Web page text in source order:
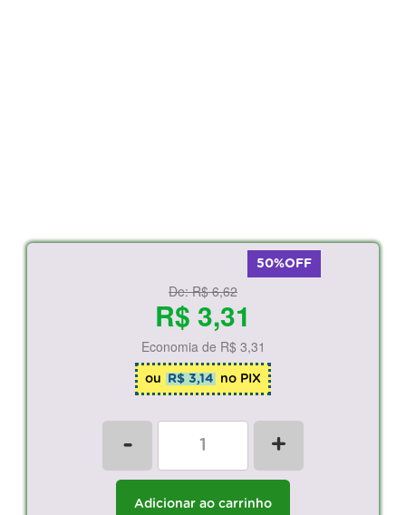
50%OFF
De:R$ 6,62
R$ 3,31
Economia de R$ 3,31
ou R$ 3,14 no PIX
- +
Adicionar ao carrinho